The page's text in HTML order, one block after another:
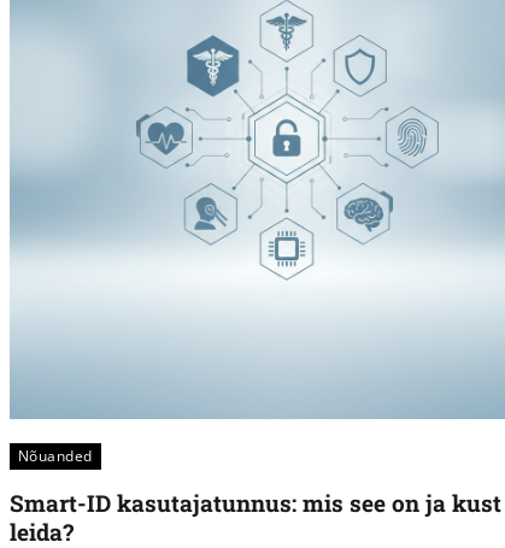
Nõuanded
Smart-ID kasutajatunnus: mis see on ja kust
leida?